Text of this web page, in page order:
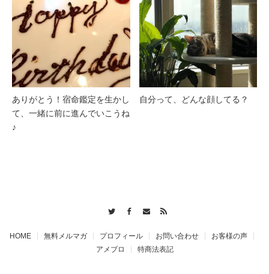
ありがとう！宿命鑑定を生かし
て、一緒に前に進んでいこうね
♪
自分って、どんな顔してる？
HOME 無料メルマガ プロフィール お問い合わせ
お客様の声
アメブロ
特商法表記